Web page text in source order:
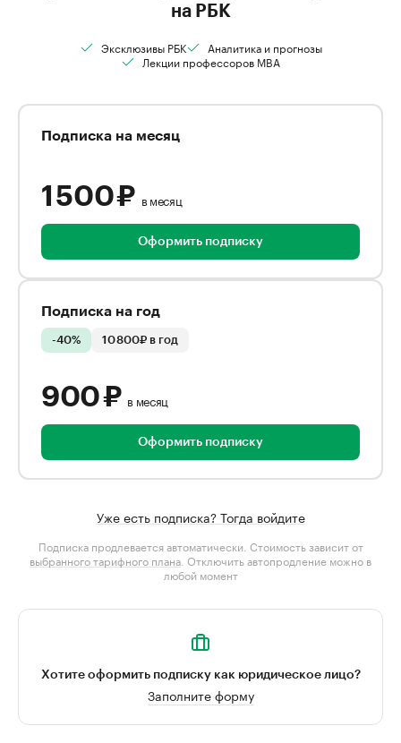
на РБК
Эксклюзивы РБК
Аналитика и прогнозы
Лекции профессоров MBA
Подписка на месяц
1 500 ₽ в месяц
Оформить подписку
Подписка на год
-40% 10 800₽ в год
900 ₽ в месяц
Оформить подписку
Уже есть подписка? Тогда войдите
Подписка продлевается автоматически. Стоимость зависит от
выбранного тарифного плана . Отключить автопродление можно в
любой момент
Хотите оформить подписку как юридическое лицо?
Заполните форму